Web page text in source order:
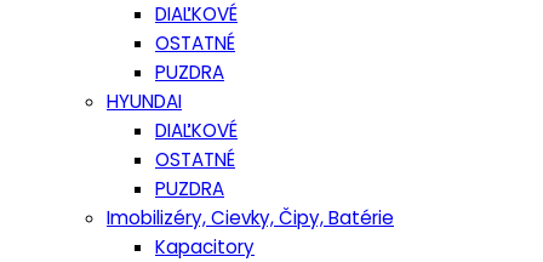
DIAĽKOVÉ
OSTATNÉ
PUZDRA
HYUNDAI
DIAĽKOVÉ
OSTATNÉ
PUZDRA
Imobilizéry, Cievky, Čipy, Batérie
Kapacitory